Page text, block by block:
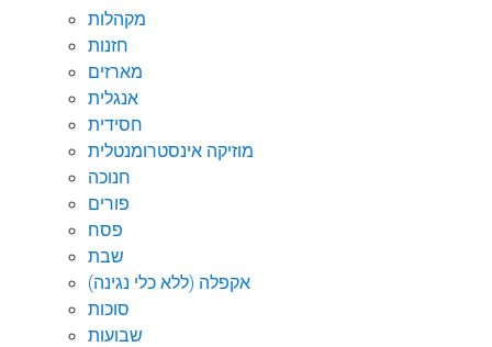
מקהלות
חזנות
מארזים
אנגלית
חסידית
מוזיקה אינסטרומנטלית
חנוכה
פורים
פסח
שבת
אקפלה (ללא כלי נגינה)
סוכות
שבועות